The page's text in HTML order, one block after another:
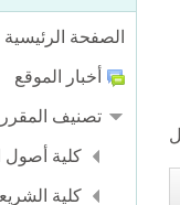
الصفحة الرئيسية
أخبار الموقع
تصنيف
كلية أصول
كلية